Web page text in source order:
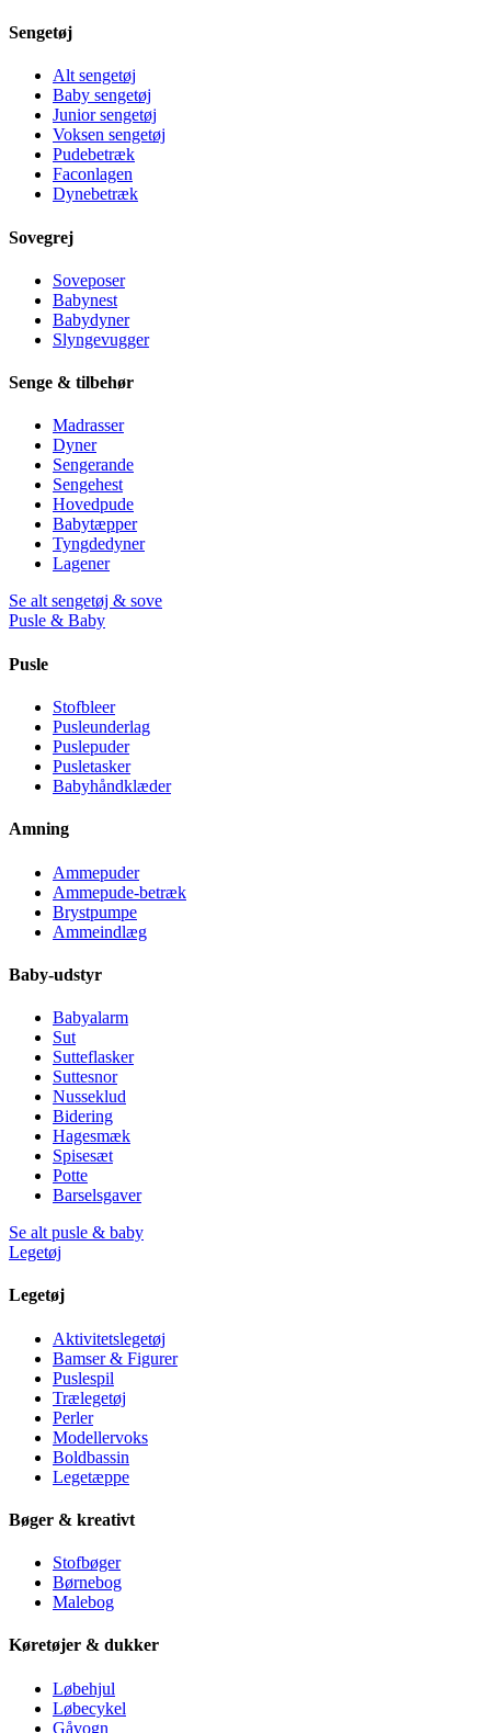
Sengetøj
Alt sengetøj
Baby sengetøj
Junior sengetøj
Voksen sengetøj
Pudebetræk
Faconlagen
Dynebetræk
Sovegrej
Soveposer
Babynest
Babydyner
Slyngevugger
Senge & tilbehør
Madrasser
Dyner
Sengerande
Sengehest
Hovedpude
Babytæpper
Tyngdedyner
Lagener
Se alt sengetøj & sove
Pusle & Baby
Pusle
Stofbleer
Pusleunderlag
Puslepuder
Pusletasker
Babyhåndklæder
Amning
Ammepuder
Ammepude-betræk
Brystpumpe
Ammeindlæg
Baby-udstyr
Babyalarm
Sut
Sutteflasker
Suttesnor
Nusseklud
Bidering
Hagesmæk
Spisesæt
Potte
Barselsgaver
Se alt pusle & baby
Legetøj
Legetøj
Aktivitetslegetøj
Bamser & Figurer
Puslespil
Trælegetøj
Perler
Modellervoks
Boldbassin
Legetæppe
Bøger & kreativt
Stofbøger
Børnebog
Malebog
Køretøjer & dukker
Løbehjul
Løbecykel
Gåvogn